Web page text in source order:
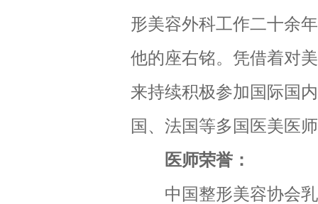
形美容外科工作二十余
他的座右铭。凭借着对
来持续积极参加国际国
国、法国等多国医美医
医师荣誉：
中国整形美容协会乳